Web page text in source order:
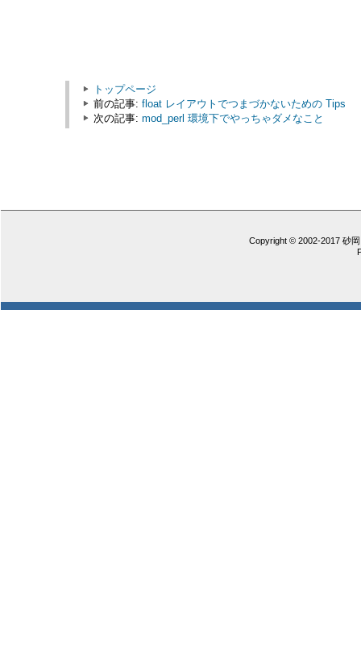
トップページ
前の記事: float レイアウトでつまづかないための Tips
次の記事: mod_perl 環境下でやっちゃダメなこと
Copyright © 2002-2017 砂